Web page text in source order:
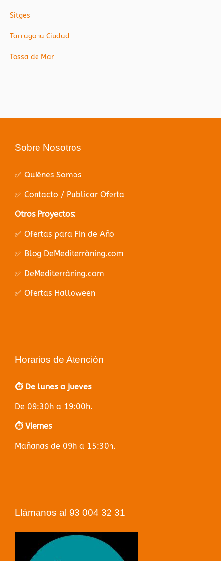
Sitges
Tarragona Ciudad
Tossa de Mar
Sobre Nosotros
✅ Quiénes Somos
✅ Contacto / Publicar Oferta
Otros Proyectos:
✅ Ofertas para Fin de Año
✅ Blog DeMediterràning.com
✅ DeMediterràning.com
✅ Ofertas Halloween
Horarios de Atención
⏱️ De lunes a jueves
De 09:30h a 19:00h.
⏱️ Viernes
Mañanas de 09h a 15:30h.
Llámanos al 93 004 32 31